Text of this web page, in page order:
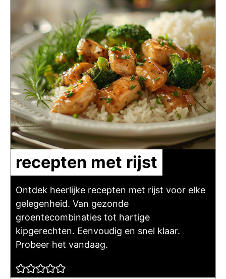
recepten met rijst
Ontdek heerlijke recepten met rijst voor elke
gelegenheid. Van gezonde
groentecombinaties tot hartige
kipgerechten. Eenvoudig en snel klaar.
Probeer het vandaag.